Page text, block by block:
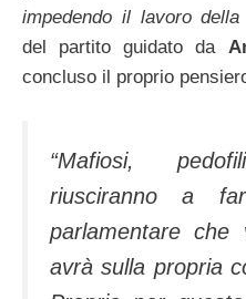
impedendo il lavoro della
del partito guidato da
concluso il proprio
“Mafiosi,
riusciranno a
parlamentare che
avrà sulla propria